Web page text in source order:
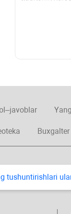
tushuntirishlari